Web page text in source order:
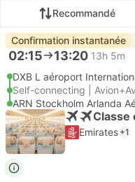
Recommandé
Confirmation instantanée
02:15 13:20 13h 5m
DXB L aéroport
Self-connecting |
ARN Stockholm Arlanda
Classe
Emirates +1